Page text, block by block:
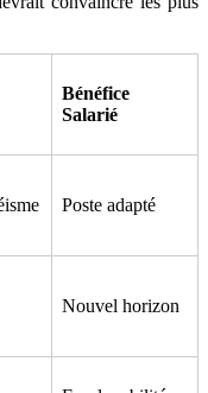
Bénéfice
Salarié
Poste adapté
Nouvel horizon